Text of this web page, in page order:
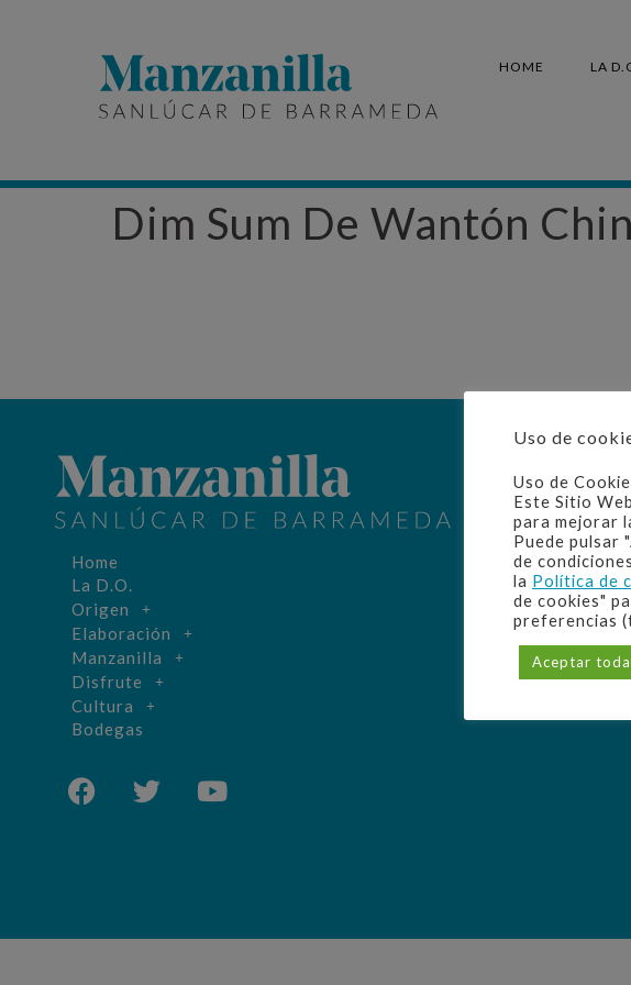
HOME LA
Dim Sum De Wantón
Home
La D.O.
Origen
Elaboración
Manzanilla
Disfrute
Cultura
Bodegas
Uso de
Uso de
Este Sitio
para mejorar
Puede pulsar
de
la Política de
de cookies"
preferencias
Aceptar